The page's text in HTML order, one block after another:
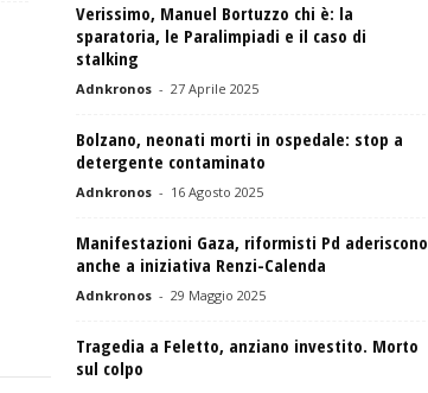
Verissimo, Manuel Bortuzzo chi è: la
sparatoria, le Paralimpiadi e il caso di
stalking
Adnkronos - 27 Aprile 2025
Bolzano, neonati morti in ospedale: stop a
detergente contaminato
Adnkronos - 16 Agosto 2025
Manifestazioni Gaza, riformisti Pd aderiscono
anche a iniziativa Renzi-Calenda
Adnkronos - 29 Maggio 2025
Tragedia a Feletto, anziano investito. Morto
sul colpo